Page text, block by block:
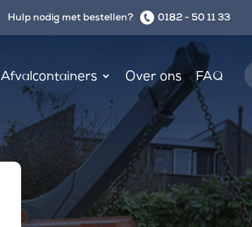
Hulp nodig met bestellen? 0182 - 50 11 33
Afvalcontainers Over ons FAQ